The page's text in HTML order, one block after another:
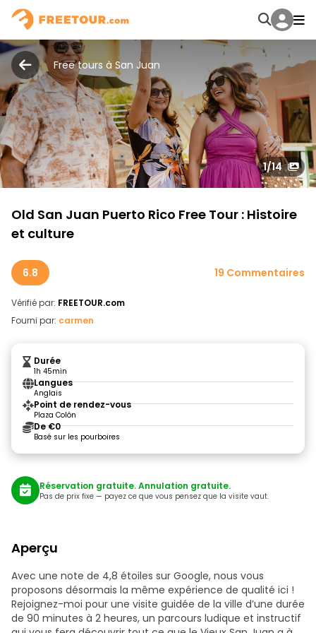
Free tours à San Juan
1/14
Old San Juan Puerto Rico Free Tour : Histoire
et culture
6.8 19 Commentaires
Vérifié par: FREETOUR.com
Fourni par: carmen
Durée
1h 45min
Langues
Anglais
Point de rendez-vous
Plaza Colón
De €0
Basé sur les pourboires
Réservation gratuite. Annulation gratuite.
Pas de prix fixe — payez ce que vous pensez que la visite vaut.
Aperçu
Avec une note de 4,8 étoiles sur Google, nous vous
proposons désormais la même expérience de qualité ici !
Rejoignez-moi pour une visite guidée de la ville d’une durée
de 90 minutes à 2 heures, un parcours ludique et instructif